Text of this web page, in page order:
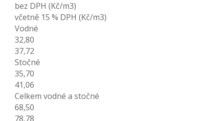
bez DPH (Kč/m3)
včetně 15 % DPH (Kč/m3)
Vodné
32,80
37,72
Stočné
35,70
41,06
Celkem vodné a stočné
68,50
78,78